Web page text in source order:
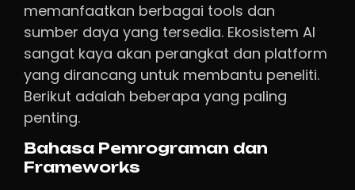
memanfaatkan berbagai tools dan
sumber daya yang tersedia. Ekosistem AI
sangat kaya akan perangkat dan platform
yang dirancang untuk membantu peneliti.
Berikut adalah beberapa yang paling
penting.
Bahasa Pemrograman dan
Frameworks